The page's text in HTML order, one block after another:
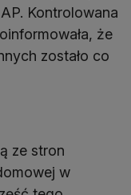
Kontrolowana
że
zostało co
ze stron
w